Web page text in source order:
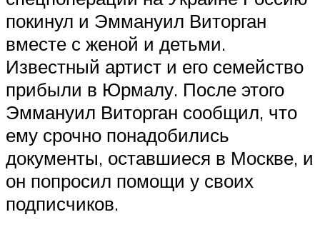
покинул и Эммануил Виторган
вместе с женой и детьми.
Известный артист и его семейство
прибыли в Юрмалу. После этого
Эммануил Виторган сообщил, что
ему срочно понадобились
документы, оставшиеся в Москве, и
он попросил помощи у своих
подписчиков.